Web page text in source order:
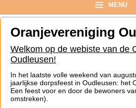
MENU
Oranjevereniging
Welkom op de webiste van de
Oudleusen!
In het laatste volle weekend van
jaarlijkse dorpsfeest in Oudleusen: het
Een feest voor en door de bewoners
omstreken).